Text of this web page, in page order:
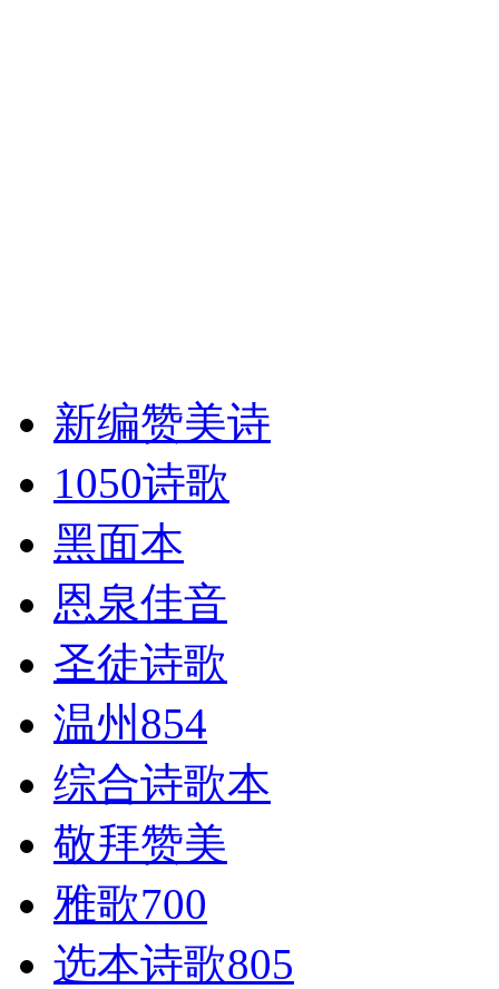
新编赞美诗
1050诗歌
黑面本
恩泉佳音
圣徒诗歌
温州854
综合诗歌本
敬拜赞美
雅歌700
选本诗歌805